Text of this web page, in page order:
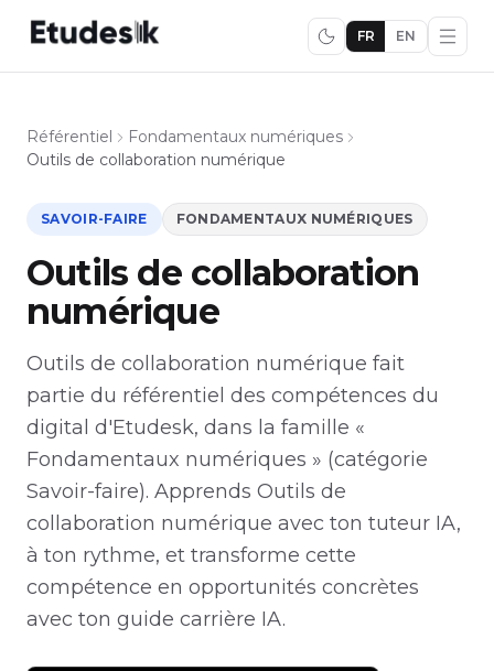
FR EN
Référentiel
Fondamentaux numériques
Outils de collaboration numérique
SAVOIR-FAIRE FONDAMENTAUX NUMÉRIQUES
Outils de collaboration
numérique
Outils de collaboration numérique fait
partie du référentiel des compétences du
digital d'Etudesk, dans la famille «
Fondamentaux numériques » (catégorie
Savoir-faire). Apprends Outils de
collaboration numérique avec ton tuteur IA,
à ton rythme, et transforme cette
compétence en opportunités concrètes
avec ton guide carrière IA.